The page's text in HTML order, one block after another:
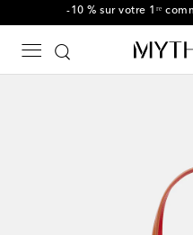
-10 % sur votre 1ʳᵉ